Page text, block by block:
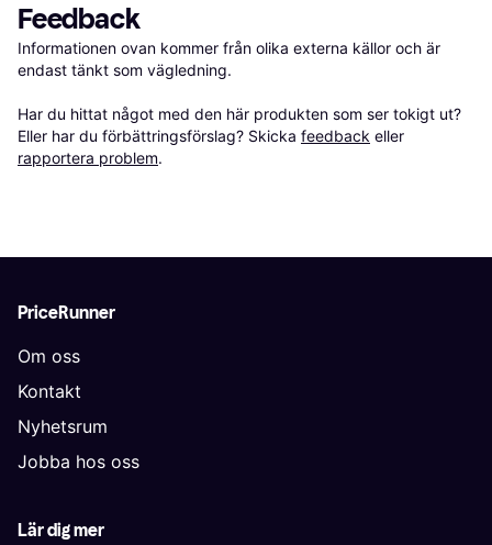
Feedback
Informationen ovan kommer från olika externa källor och är
endast tänkt som vägledning.
Har du hittat något med den här produkten som ser tokigt ut?
Eller har du förbättringsförslag? Skicka feedback eller
rapportera problem.
PriceRunner
Om oss
Kontakt
Nyhetsrum
Jobba hos oss
Lär dig mer